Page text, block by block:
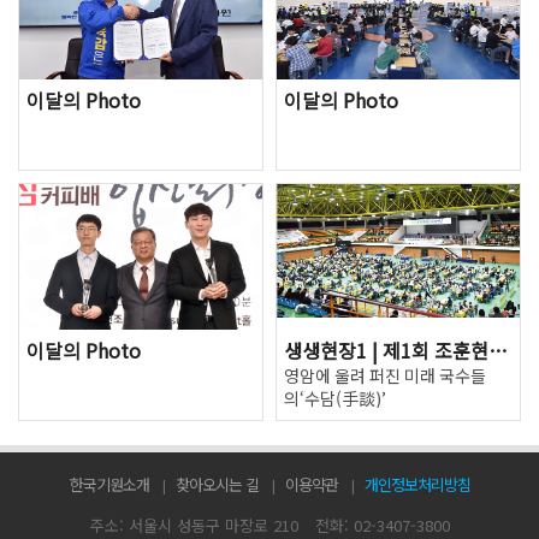
이달의 Photo 이달의 Photo
이달의 Photo 생생현장1 | 제1회 조훈현배 전국 학생바둑대회
영암에 울려 퍼진 미래 국수들
의‘수담(手談)’
한국기원소개 찾아오시는 길 이용약관
개인정보처리방침
주소: 서울시 성동구 마장로 210
전화: 02-3407-3800